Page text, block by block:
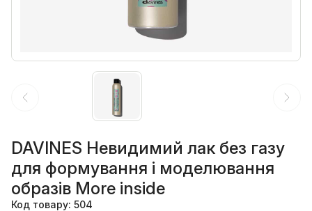
DAVINES Невидимий лак без газу
для формування і моделювання
образів More inside
Код товару: 504